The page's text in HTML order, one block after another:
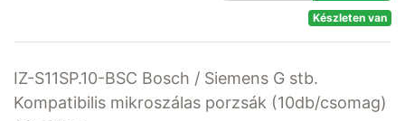
Készleten van
IZ-S11SP.10-BSC Bosch / Siemens G stb.
Kompatibilis mikroszálas porzsák (10db/csomag)